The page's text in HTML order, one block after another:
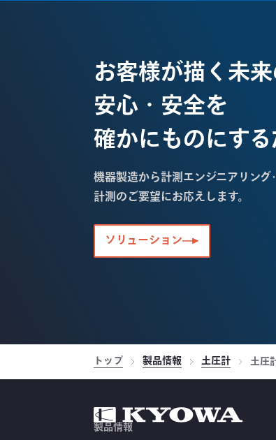
お客様が描く未
安心・安全を
確かにものにす
機器製造から計測エンジニアリング
計測のご要望にお応えします。
ソリューション
トップ 製品情報 土圧計 土圧
製品情報